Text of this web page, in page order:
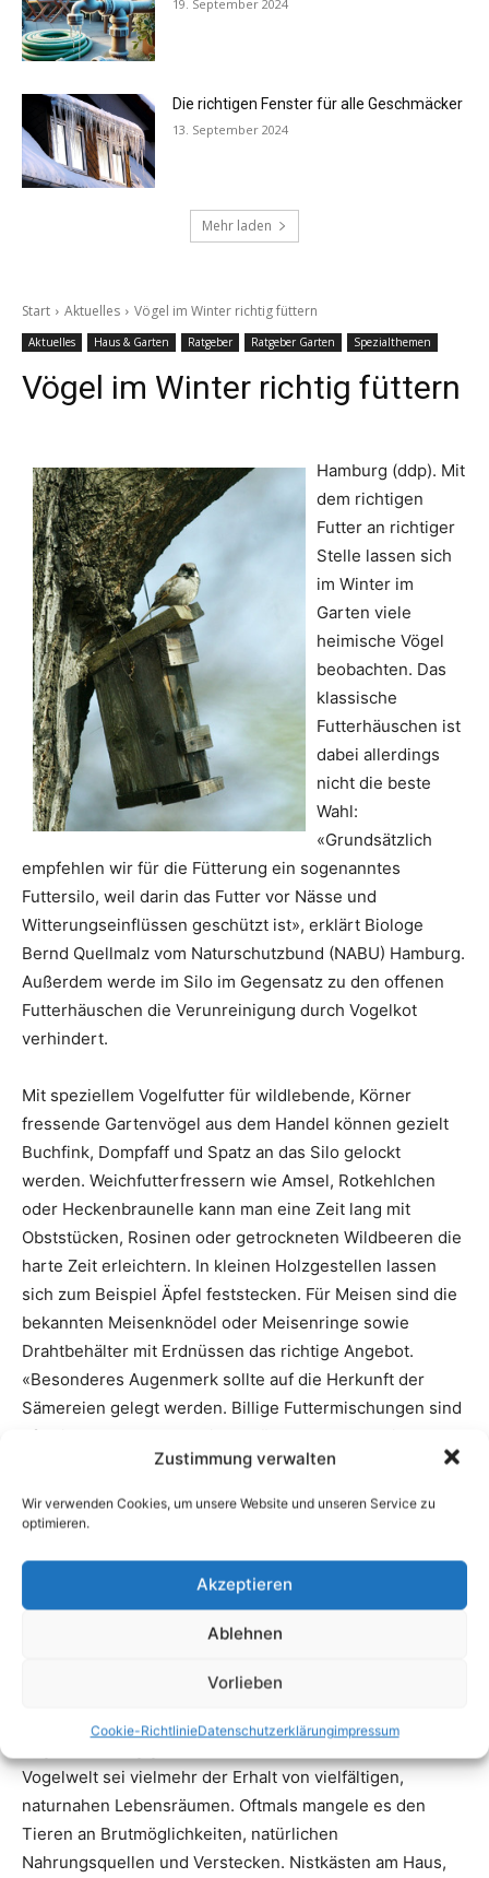
Zustimmung verwalten
Wir verwenden Cookies, um unsere Website und unseren Service zu
optimieren.
Akzeptieren
Ablehnen
Vorlieben
Cookie-RichtlinieDatenschutzerklärungimpressum
19. September 2024
Die richtigen Fenster für alle Geschmäcker
13. September 2024
Mehr laden